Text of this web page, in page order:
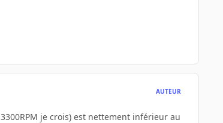
AUTEUR
je crois) est nettement inférieur au